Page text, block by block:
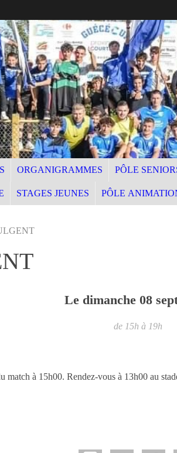
ORGANIGRAMMES PÔLE
STAGES JEUNES PÔLE
Le dimanche 08
de 15h à 19h
à 15h00. Rendez-vous à 13h00 au